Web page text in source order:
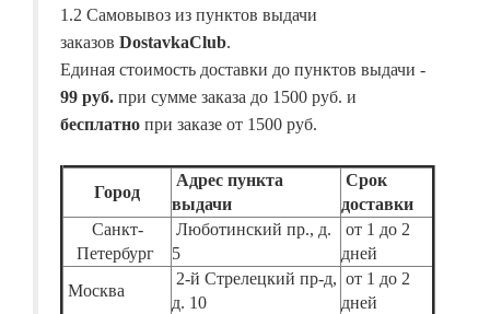
1.2 Самовывоз из пунктов выдачи
заказов DostavkaClub.
Единая стоимость доставки до пунктов выдачи -
99 руб. при сумме заказа до 1500 руб. и
бесплатно при заказе от 1500 руб.
Город
Адрес пункта
выдачи
Срок
доставки
Санкт-
Петербург
Люботинский пр., д.
5
от 1 до 2
дней
Москва
2-й Стрелецкий пр-д,
д. 10
от 1 до 2
дней